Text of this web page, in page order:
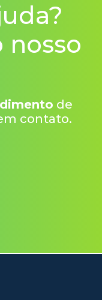
nosso
de
contato.